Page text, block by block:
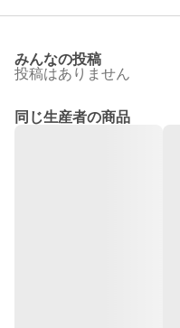
みんなの投稿
投稿はありません
同じ生産者の商品